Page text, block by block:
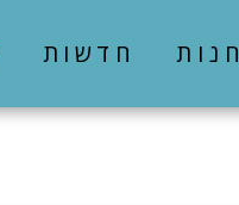
חנות חדשות